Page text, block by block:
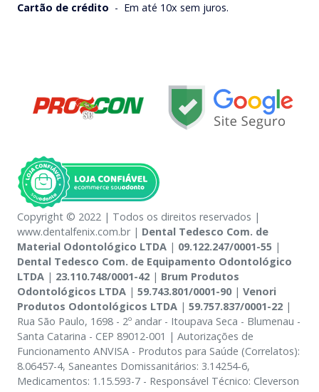
Cartão de crédito - Em até 10x sem juros.
Copyright © 2022 | Todos os direitos reservados |
www.dentalfenix.com.br | Dental Tedesco Com. de
Material Odontológico LTDA | 09.122.247/0001-55 |
Dental Tedesco Com. de Equipamento Odontológico
LTDA | 23.110.748/0001-42 | Brum Produtos
Odontológicos LTDA | 59.743.801/0001-90| Venori
Produtos Odontológicos LTDA | 59.757.837/0001-22 |
Rua São Paulo, 1698 - 2º andar - Itoupava Seca - Blumenau -
Santa Catarina - CEP 89012-001 | Autorizações de
Funcionamento ANVISA - Produtos para Saúde (Correlatos):
8.06457-4, Saneantes Domissanitários: 3.14254-6,
Medicamentos: 1.15.593-7 - Responsável Técnico: Cleverson